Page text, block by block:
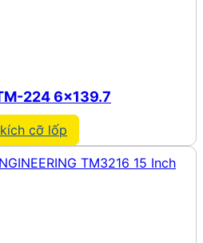
224 6×139.7
cỡ lốp